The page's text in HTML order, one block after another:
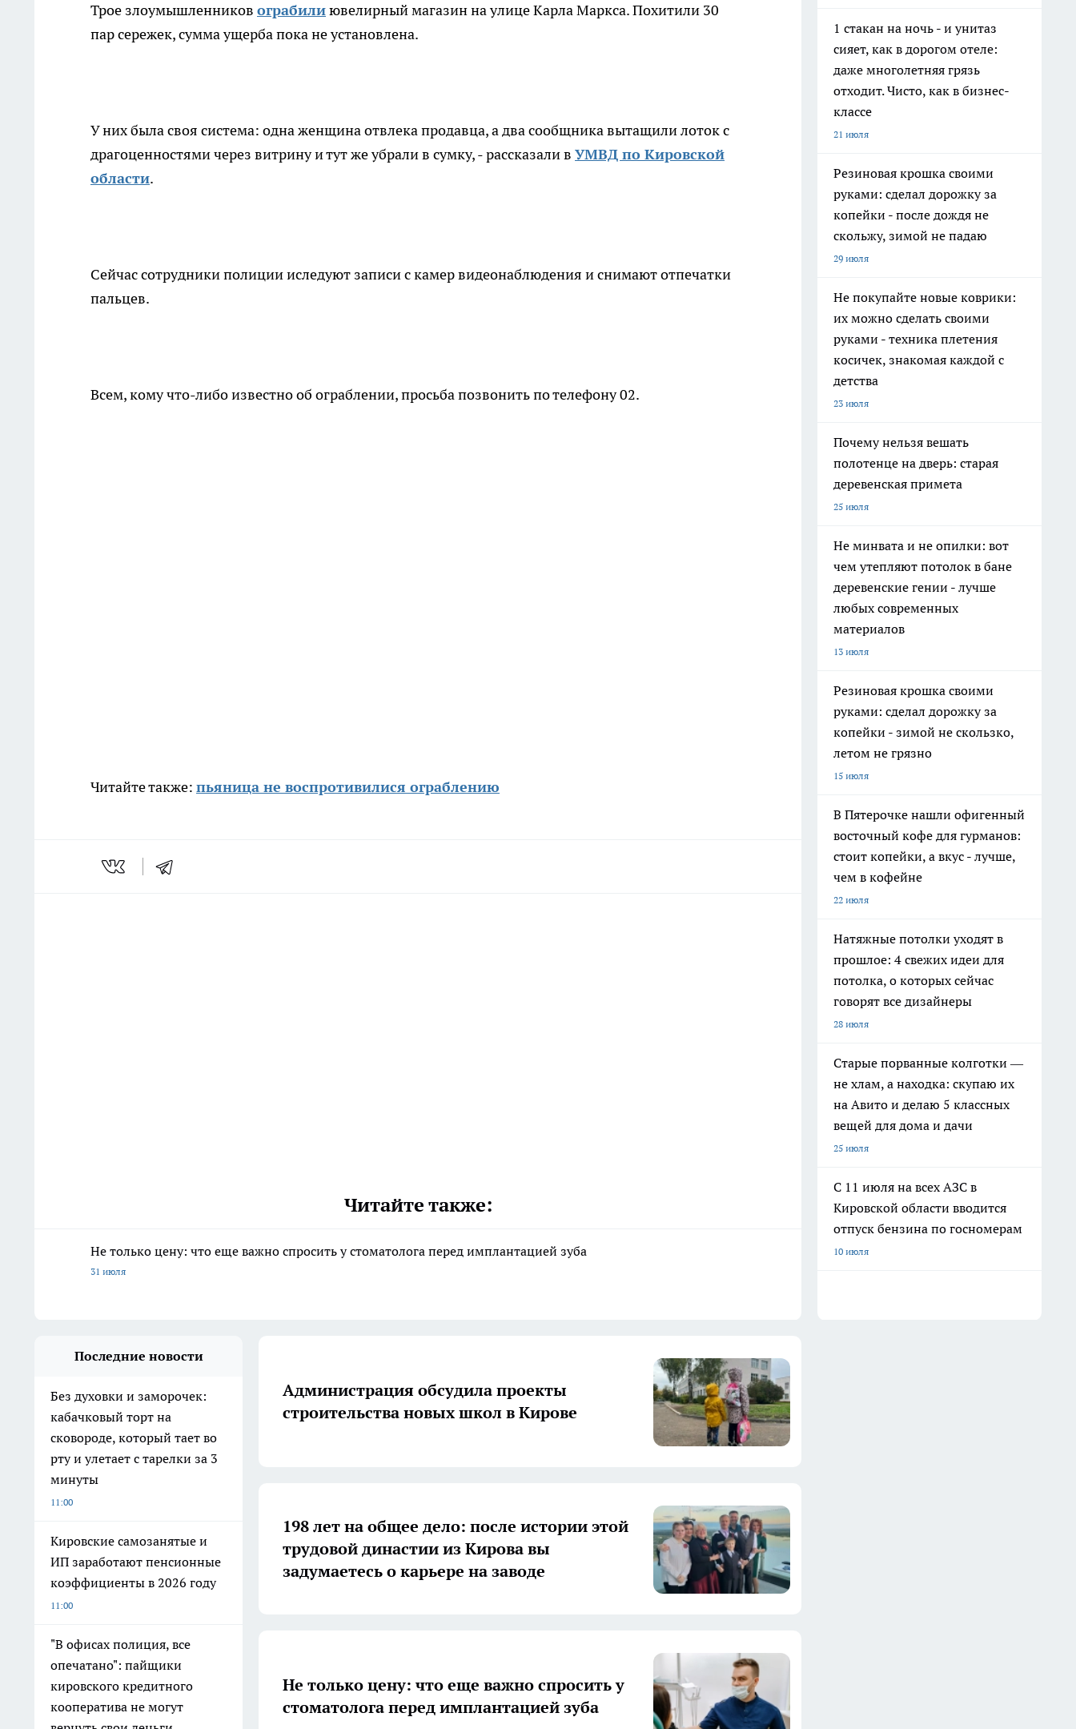
Трое злоумышленников ограбилиювелирный магазин на улице Карла Маркса. Похитили 30
пар сережек, сумма ущерба пока не установлена.
У них была своя система: одна женщина отвлека продавца, а два сообщника вытащили лоток с
драгоценностями через витрину и тут же убрали в сумку, - рассказали в УМВД по Кировской
области.
Сейчас сотрудники полиции иследуют записи с камер видеонаблюдения и снимают отпечатки
пальцев.
Всем, кому что-либо известно об ограблении, просьба позвонить по телефону 02.
Читайте также: пьяница не воспротивилися ограблению
Читайте также:
Не только цену: что еще важно спросить у стоматолога перед имплантацией зуба
31 июля
1 стакан на ночь - и унитаз
сияет, как в дорогом отеле:
даже многолетняя грязь
отходит. Чисто, как в бизнес-
классе
21 июля
Резиновая крошка своими
руками: сделал дорожку за
копейки - после дождя не
скольжу, зимой не падаю
29 июля
Не покупайте новые коврики:
их можно сделать своими
руками - техника плетения
косичек, знакомая каждой с
детства
23 июля
Почему нельзя вешать
полотенце на дверь: старая
деревенская примета
25 июля
Не минвата и не опилки: вот
чем утепляют потолок в бане
деревенские гении - лучше
любых современных
материалов
13 июля
Резиновая крошка своими
руками: сделал дорожку за
копейки - зимой не скользко,
летом не грязно
15 июля
В Пятерочке нашли офигенный
восточный кофе для гурманов:
стоит копейки, а вкус - лучше,
чем в кофейне
22 июля
Натяжные потолки уходят в
прошлое: 4 свежих идеи для
потолка, о которых сейчас
говорят все дизайнеры
28 июля
Старые порванные колготки —
не хлам, а находка: скупаю их
на Авито и делаю 5 классных
вещей для дома и дачи
25 июля
С 11 июля на всех АЗС в
Кировской области вводится
отпуск бензина по госномерам
10 июля
Последние новости
Без духовки и заморочек:
кабачковый торт на
сковороде, который тает во
рту и улетает с тарелки за 3
минуты
11:00
Кировские самозанятые и
ИП заработают пенсионные
коэффициенты в 2026 году
11:00
"В офисах полиция, все
опечатано": пайщики
кировского кредитного
кооператива не могут
Администрация обсудила проекты
строительства новых школ в Кирове
198 лет на общее дело: после истории этой
трудовой династии из Кирова вы
задумаетесь о карьере на заводе
Не только цену: что еще важно спросить у
стоматолога перед имплантацией зуба